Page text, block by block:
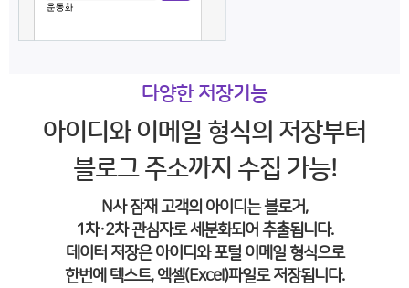
다양한 저장기능
아이디와 이메일 형식의 저장부터
블로그 주소까지 수집 가능!
N사 잠재 고객의 아이디는 블로거,
1차·2차 관심자로 세분화되어 추출됩니다.
데이터 저장은 아이디와 포털 이메일 형식으로
한번에 텍스트, 엑셀(Excel)파일로 저장됩니다.